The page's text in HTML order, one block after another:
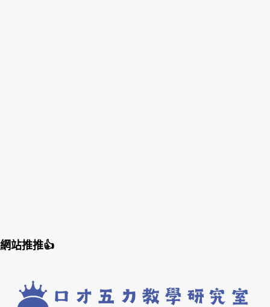
網站推推👍